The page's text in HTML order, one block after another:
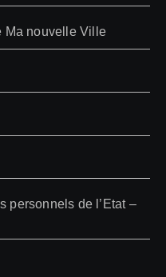
Ma nouvelle Ville
personnels de l’Etat –